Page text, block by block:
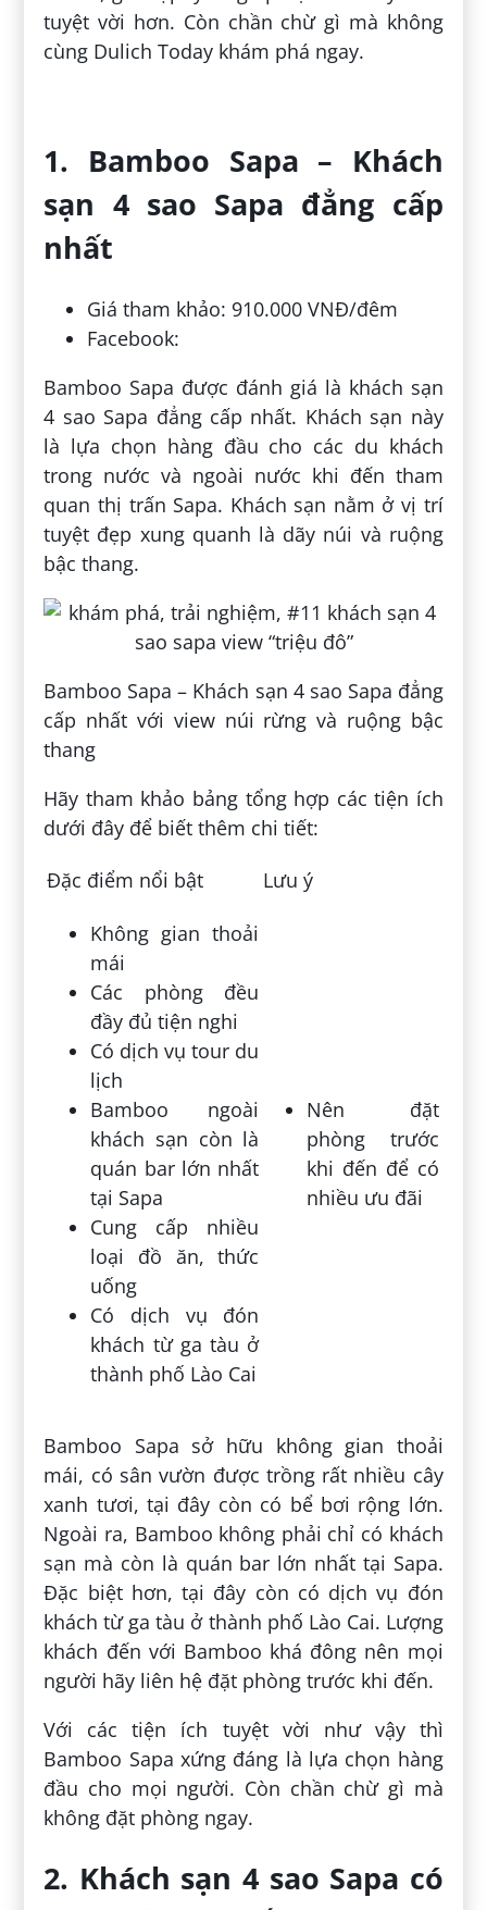
tuyệt vời hơn. Còn chần chừ gì mà không
cùng Dulich Today khám phá ngay.
1. Bamboo Sapa – Khách
sạn 4 sao Sapa đẳng cấp
nhất
Giá tham khảo: 910.000 VNĐ/đêm
Facebook:
Bamboo Sapa được đánh giá là khách sạn
4 sao Sapa đẳng cấp nhất. Khách sạn này
là lựa chọn hàng đầu cho các du khách
trong nước và ngoài nước khi đến tham
quan thị trấn Sapa. Khách sạn nằm ở vị trí
tuyệt đẹp xung quanh là dãy núi và ruộng
bậc thang.
Bamboo Sapa – Khách sạn 4 sao Sapa đẳng
cấp nhất với view núi rừng và ruộng bậc
thang
Hãy tham khảo bảng tổng hợp các tiện ích
dưới đây để biết thêm chi tiết:
Đặc điểm nổi bật
Lưu ý
Không gian thoải
mái
Các phòng đều
đầy đủ tiện nghi
Có dịch vụ tour du
lịch
Bamboo ngoài
khách sạn còn là
quán bar lớn nhất
tại Sapa
Cung cấp nhiều
loại đồ ăn, thức
uống
Có dịch vụ đón
khách từ ga tàu ở
thành phố Lào Cai
Nên đặt
phòng trước
khi đến để có
nhiều ưu đãi
Bamboo Sapa sở hữu không gian thoải
mái, có sân vườn được trồng rất nhiều cây
xanh tươi, tại đây còn có bể bơi rộng lớn.
Ngoài ra, Bamboo không phải chỉ có khách
sạn mà còn là quán bar lớn nhất tại Sapa.
Đặc biệt hơn, tại đây còn có dịch vụ đón
khách từ ga tàu ở thành phố Lào Cai. Lượng
khách đến với Bamboo khá đông nên mọi
người hãy liên hệ đặt phòng trước khi đến.
Với các tiện ích tuyệt vời như vậy thì
Bamboo Sapa xứng đáng là lựa chọn hàng
đầu cho mọi người. Còn chần chừ gì mà
không đặt phòng ngay.
2. Khách sạn 4 sao Sapa có